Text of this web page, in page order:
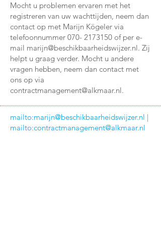
Mocht u problemen ervaren met het
registreren van uw wachttijden, neem dan
contact op met Marijn Kögeler via
telefoonnummer 070- 2173150 of per e-
mail marijn@beschikbaarheidswijzer.nl. Zij
helpt u graag verder. Mocht u andere
vragen hebben, neem dan contact met
ons op via
contractmanagement@alkmaar.nl.
mailto:marijn@beschikbaarheidswijzer.nl |
mailto:contractmanagement@alkmaar.nl